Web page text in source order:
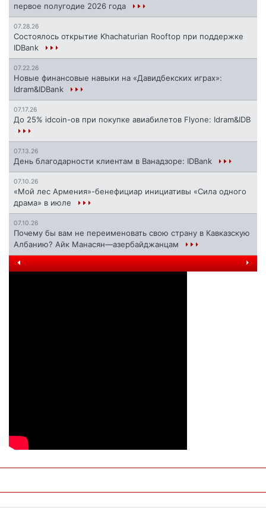
первое полугодие 2026 года
07.28.26
Состоялось открытие Khachaturian Rooftop при поддержке
IDBank
07.22.26
Новые финансовые навыки на «Давидбекских играх»:
Idram&IDBank
07.17.26
До 25% idcoin-ов при покупке авиабилетов Flyone: Idram&IDB
07.13.26
День благодарности клиентам в Ванадзоре: IDBank
07.10.26
«Мой лес Армения»-бенефициар инициативы «Сила одного
драма» в июле
07.10.26
Почему бы вам не переименовать свою страну в Кавказскую
Албанию? Айк Манасян—азербайджанцам